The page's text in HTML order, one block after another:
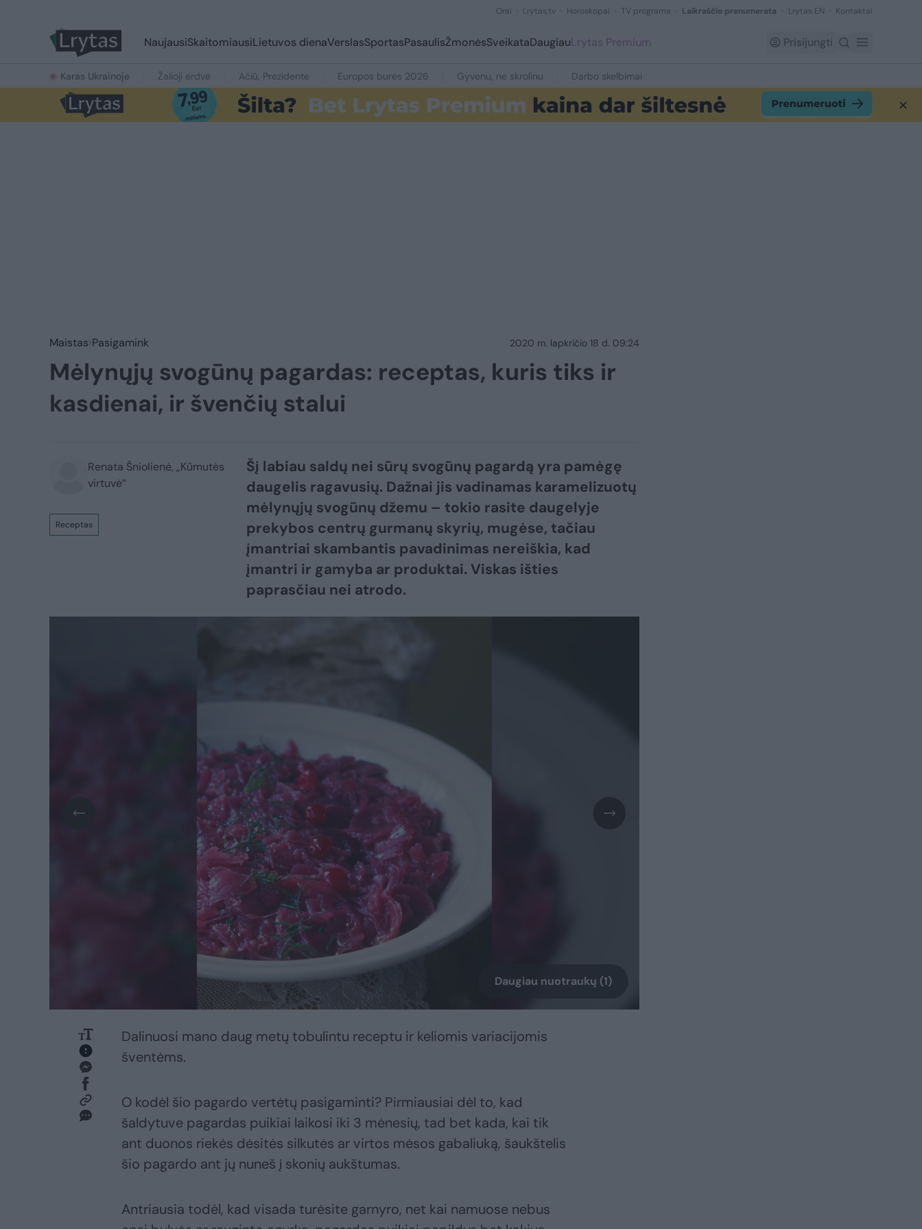
Orai Lrytas.tv Horoskopai TV programa Laikraščio prenumerata Lrytas EN Kontaktai
NaujausiSkaitomiausiLietuvos dienaVerslasSportasPasaulisŽmonėsSveikataDaugiauLrytas Premium Prisijungti
Karas Ukrainoje Žalioji erdvė Ačiū, Prezidente Europos burės 2026 Gyvenu, ne skrolinu Darbo skelbimai
Maistas Pasigamink 2020 m. lapkričio 18 d. 09:24
Mėlynųjų svogūnų pagardas: receptas, kuris tiks ir
kasdienai, ir švenčių stalui
Renata Šniolienė, „Kūmutės
virtuvė“
Receptas
Šį labiau saldų nei sūrų svogūnų pagardą yra pamėgę
daugelis ragavusių. Dažnai jis vadinamas karamelizuotų
mėlynųjų svogūnų džemu – tokio rasite daugelyje
prekybos centrų gurmanų skyrių, mugėse, tačiau
įmantriai skambantis pavadinimas nereiškia, kad
įmantri ir gamyba ar produktai. Viskas išties
paprasčiau nei atrodo.
Daugiau nuotraukų (1)
Dalinuosi mano daug metų tobulintu receptu ir keliomis variacijomis
šventėms.
O kodėl šio pagardo vertėtų pasigaminti? Pirmiausiai dėl to, kad
šaldytuve pagardas puikiai laikosi iki 3 mėnesių, tad bet kada, kai tik
ant duonos riekės dėsitės silkutės ar virtos mėsos gabaliuką, šaukštelis
šio pagardo ant jų nuneš į skonių aukštumas.
Antriausia todėl, kad visada turėsite garnyro, net kai namuose nebus